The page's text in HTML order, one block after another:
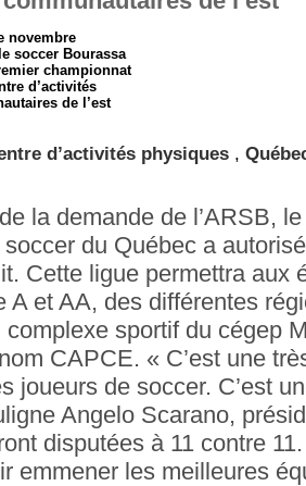
novembre
soccer Bourassa
championnat
d’activités
de l’est
d’activités physiques ,
la demande de l’ARSB,
du Québec a
Cette ligue permettra aux
A et AA, des différentes
complexe sportif du cégep
CAPCE. « C’est une
joueurs de soccer. C’est
Angelo Scarano,
disputées à 11 contre
emmener les meilleures